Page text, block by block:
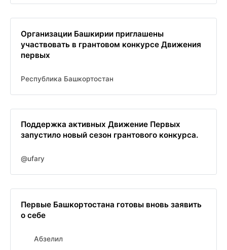
Организации Башкирии приглашены
участвовать в грантовом конкурсе Движения
первых
Республика Башкортостан
Поддержка активных Движение Первых
запустило новый сезон грантового конкурса.
@ufary
Первые Башкортостана готовы вновь заявить
о себе
Абзелил